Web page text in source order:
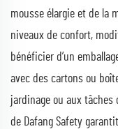
mousse élargie et de la
niveaux de confort,
bénéficier d’un
avec des cartons ou
jardinage ou aux tâches
de Dafang Safety